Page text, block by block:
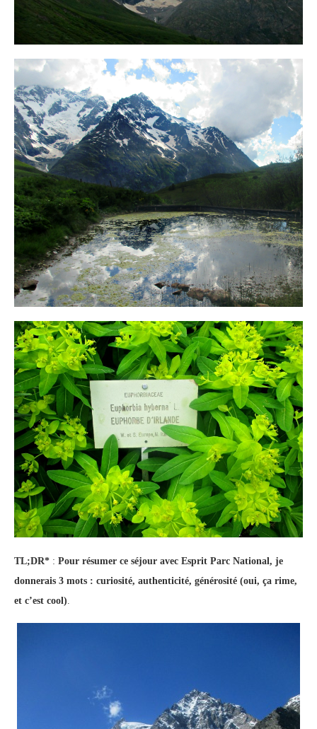
TL;DR* : Pour résumer ce séjour avec Esprit Parc National, je
donnerais 3 mots : curiosité, authenticité, générosité (oui, ça rime,
et c’est cool).